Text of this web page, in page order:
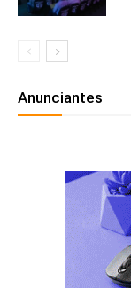
Anunciantes